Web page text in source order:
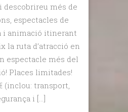
descobrireu més de
espectacles de
i animació itinerant
la ruta d’atracció en
espectacle més del
Places limitades!
(inclou: transport,
i […]